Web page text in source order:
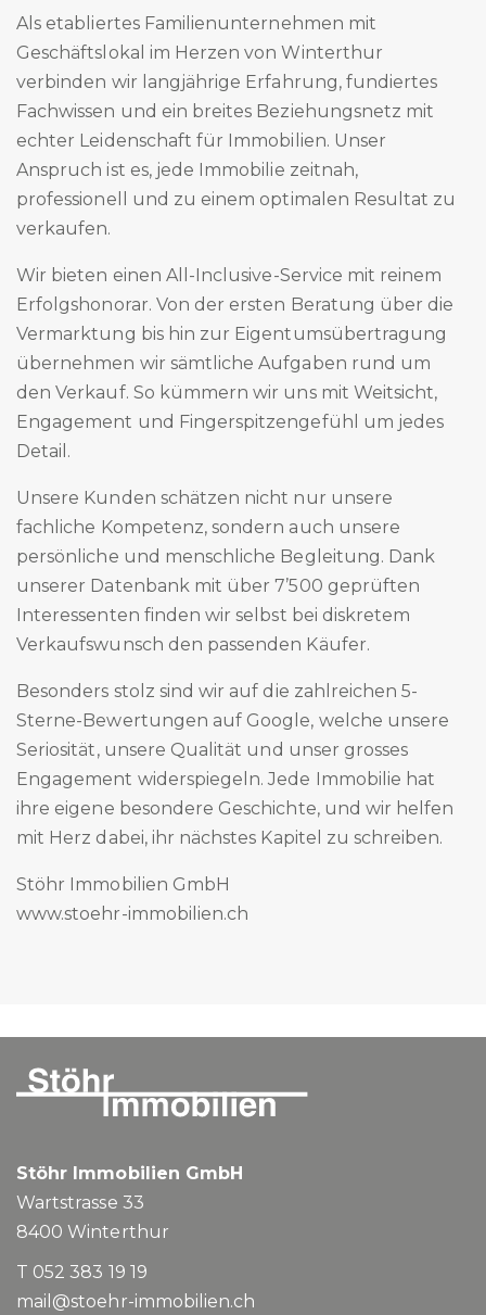
Als etabliertes Familienunternehmen mit
Geschäftslokal im Herzen von Winterthur
verbinden wir langjährige Erfahrung, fundiertes
Fachwissen und ein breites Beziehungsnetz mit
echter Leidenschaft für Immobilien. Unser
Anspruch ist es, jede Immobilie zeitnah,
professionell und zu einem optimalen Resultat zu
verkaufen.
Wir bieten einen All-Inclusive-Service mit reinem
Erfolgshonorar. Von der ersten Beratung über die
Vermarktung bis hin zur Eigentumsübertragung
übernehmen wir sämtliche Aufgaben rund um
den Verkauf. So kümmern wir uns mit Weitsicht,
Engagement und Fingerspitzengefühl um jedes
Detail.
Unsere Kunden schätzen nicht nur unsere
fachliche Kompetenz, sondern auch unsere
persönliche und menschliche Begleitung. Dank
unserer Datenbank mit über 7’500 geprüften
Interessenten finden wir selbst bei diskretem
Verkaufswunsch den passenden Käufer.
Besonders stolz sind wir auf die zahlreichen 5-
Sterne-Bewertungen auf Google, welche unsere
Seriosität, unsere Qualität und unser grosses
Engagement widerspiegeln. Jede Immobilie hat
ihre eigene besondere Geschichte, und wir helfen
mit Herz dabei, ihr nächstes Kapitel zu schreiben.
Stöhr Immobilien GmbH
www.stoehr-immobilien.ch
Stöhr Immobilien GmbH
Wartstrasse 33
8400Winterthur
T 052 383 19 19
mail@stoehr-immobilien.ch